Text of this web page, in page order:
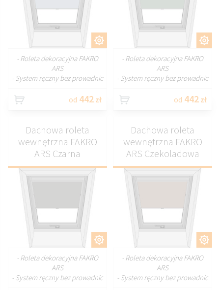
- Roleta dekoracyjna FAKRO
ARS
- System ręczny bez prowadnic
od 442 zł
- Roleta dekoracyjna FAKRO
ARS
- System ręczny bez prowadnic
od 442 zł
Dachowa roleta
wewnętrzna FAKRO
ARS Czarna
- Roleta dekoracyjna FAKRO
ARS
- System ręczny bez prowadnic
Dachowa roleta
wewnętrzna FAKRO
ARS Czekoladowa
- Roleta dekoracyjna FAKRO
ARS
- System ręczny bez prowadnic